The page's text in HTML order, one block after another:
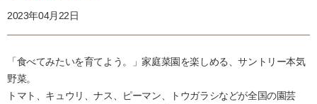
2023年04月22日
「食べてみたいを育てよう。」家庭菜園を楽しめる、サントリー本気
野菜。
トマト、キュウリ、ナス、ピーマン、トウガラシなどが全国の園芸